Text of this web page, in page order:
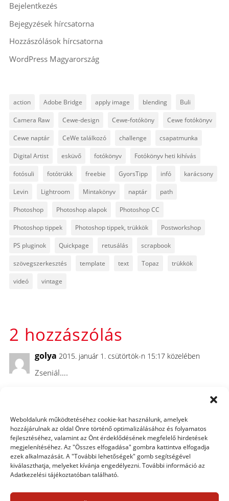
Weboldalunk működtetéséhez cookie-kat használunk, amelyek
hozzájárulnak az oldal Önre történő optimalizálásához és folyamatos
fejlesztéséhez, valamint az Önt érdeklődésének megfelelő hirdetések
megjelenítéséhez. Az "Összes elfogadása" gombra kattintva elfogadja
ezek alkalmazását. A "További lehetőségek" gomb segítségével
kiválaszthatja, melyeket kívánja engedélyezni. További információ az
Adatkezelési tájékoztatóban található.
Bejelentkezés
Bejegyzések hírcsatorna
Hozzászólások hírcsatorna
WordPress Magyarország
action Adobe Bridge apply image blending Buli
Camera Raw Cewe-design Cewe-fotóköny Cewe fotókönyv
Cewe naptár CeWe találkozó challenge csapatmunka
Digital Artist esküvő fotókönyv Fotókönyv heti kihívás
fotósuli fotótrükk freebie GyorsTipp infó karácsony
Levin Lightroom Mintakönyv naptár path
Photoshop Photoshop alapok Photoshop CC
Photoshop tippek Photoshop tippek, trükkök Postworkshop
PS pluginok Quickpage retusálás scrapbook
szövegszerkesztés template text Topaz trükkök
videó vintage
2 hozzászólás
golya 2015. január 1. csütörtök-n 15:17 közelében
Zseniál….
Eszter (beszteri) 2015. január 1. csütörtök-n 18:50
közelében
Bár sajnos nagyon régóta nem írok már, de egyre
inkább úgy érzem, hogy meg kellene ismerkednem
végre közelebbről is ezzel a progival. 🙂